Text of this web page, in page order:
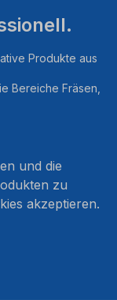
Produkte aus
Bereiche Fräsen,
und die
zu
akzeptieren.